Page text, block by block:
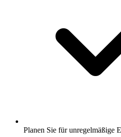
Planen Sie für unregelmäßige